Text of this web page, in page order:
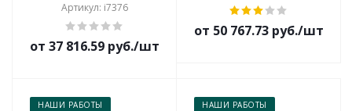
Артикул: i7376
от 37 816.59 руб./шт
от 50 767.73 руб./шт
НАШИ РАБОТЫ НАШИ РАБОТЫ